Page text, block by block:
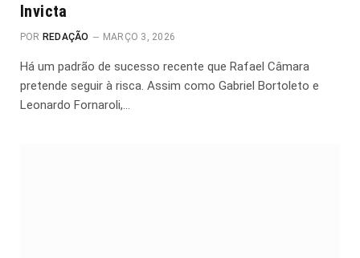
Invicta
POR REDAÇÃO MARÇO 3, 2026
Há um padrão de sucesso recente que Rafael Câmara
pretende seguir à risca. Assim como Gabriel Bortoleto e
Leonardo Fornaroli,…